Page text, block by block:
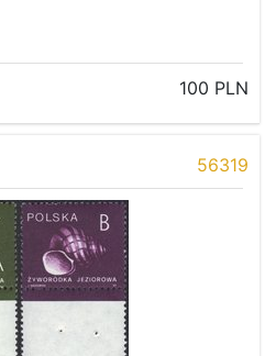
100 PLN
56319